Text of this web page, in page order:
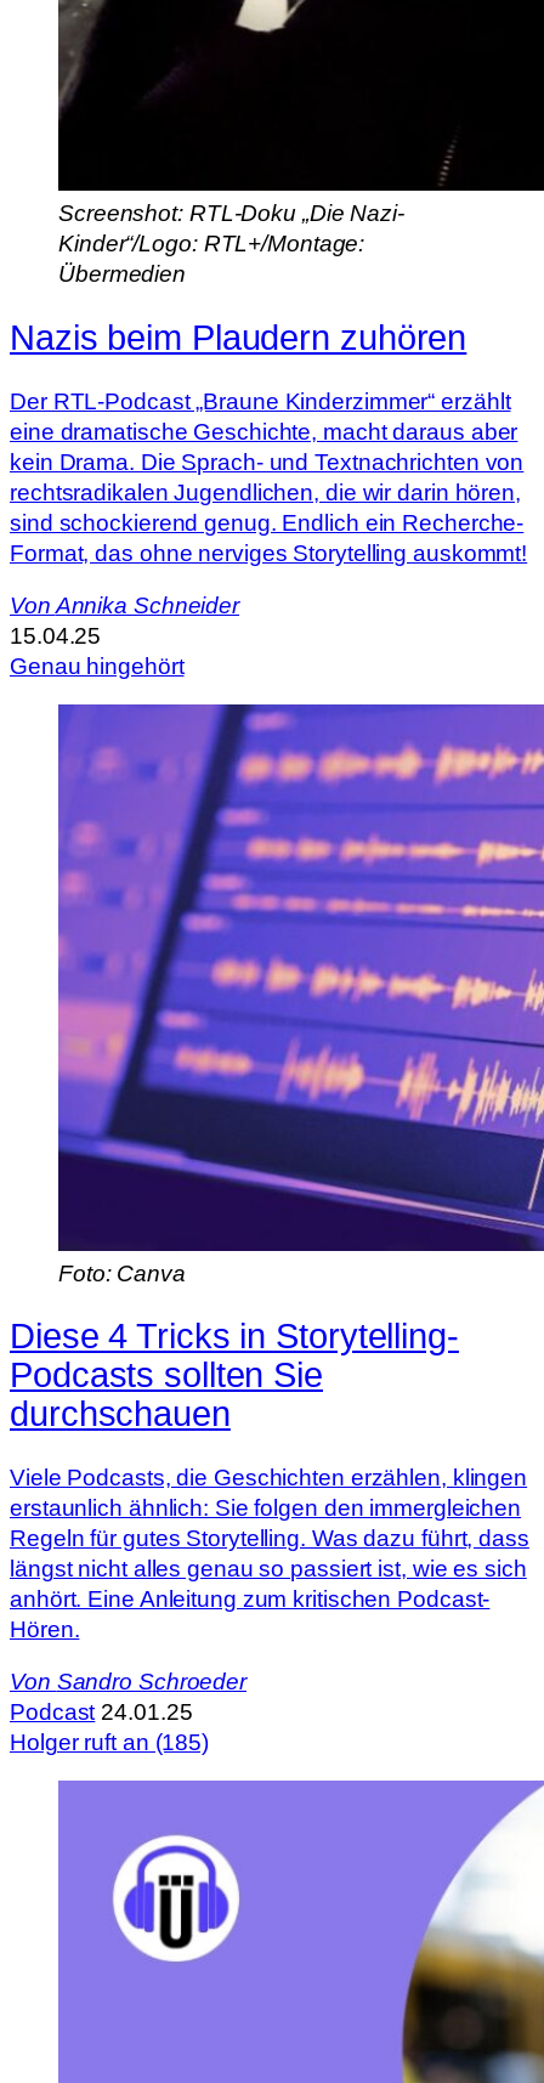
Screenshot: RTL-Doku „Die Nazi-
Kinder“/Logo: RTL+/Montage:
Übermedien
Nazis beim Plaudern zuhören
Der RTL-Podcast „Braune Kinderzimmer“ erzählt
eine dramatische Geschichte, macht daraus aber
kein Drama. Die Sprach- und Textnachrichten von
rechtsradikalen Jugendlichen, die wir darin hören,
sind schockierend genug. Endlich ein Recherche-
Format, das ohne nerviges Storytelling auskommt!
Von Annika Schneider
15.04.25
Genau hingehört
Foto: Canva
Diese 4 Tricks in Storytelling-
Podcasts sollten Sie
durchschauen
Viele Podcasts, die Geschichten erzählen, klingen
erstaunlich ähnlich: Sie folgen den immergleichen
Regeln für gutes Storytelling. Was dazu führt, dass
längst nicht alles genau so passiert ist, wie es sich
anhört. Eine Anleitung zum kritischen Podcast-
Hören.
Von Sandro Schroeder
Podcast 24.01.25
Holger ruft an (185)